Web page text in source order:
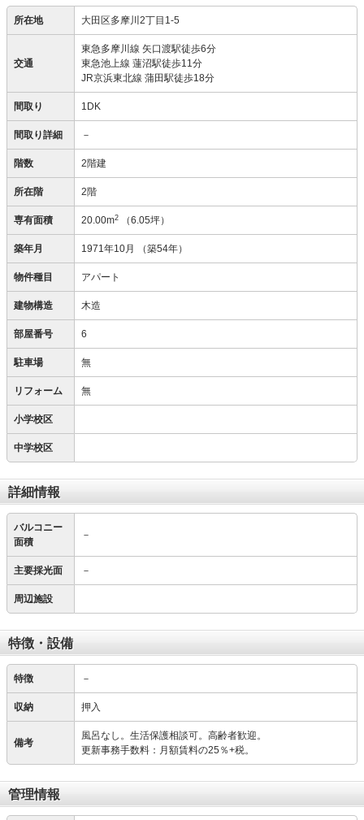
所在地 大田区多摩川2丁目1-5
交通
東急多摩川線 矢口渡駅徒歩6分
東急池上線 蓮沼駅徒歩11分
JR京浜東北線 蒲田駅徒歩18分
間取り 1DK
間取り詳細 －
階数 2階建
所在階 2階
専有面積 20.00m2 （6.05坪）
築年月 1971年10月 （築54年）
物件種目 アパート
建物構造 木造
部屋番号 6
駐車場 無
リフォーム 無
小学校区
中学校区
詳細情報
バルコニー
面積
－
主要採光面 －
周辺施設
特徴・設備
特徴 －
収納 押入
備考
風呂なし。生活保護相談可。高齢者歓迎。
更新事務手数料：月額賃料の25％+税。
管理情報